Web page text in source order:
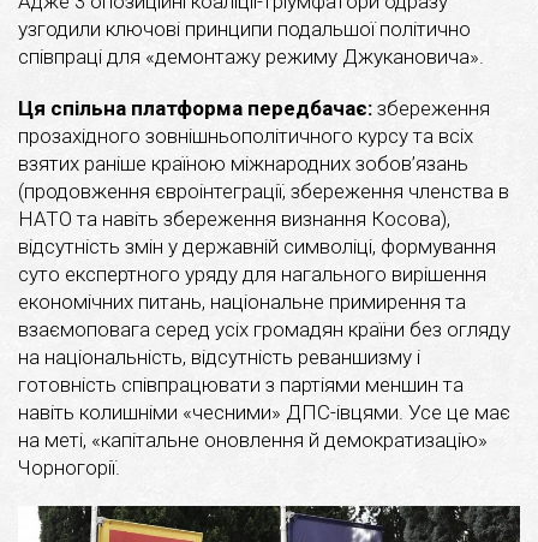
узгодили ключові принципи подальшої політично
співпраці для «демонтажу режиму Джукановича».
Ця спільна платформа передбачає: збереження
прозахідного зовнішньополітичного курсу та всіх
взятих раніше країною міжнародних зобов’язань
(продовження євроінтеграції, збереження членства в
НАТО та навіть збереження визнання Косова),
відсутність змін у державній символіці, формування
суто експертного уряду для нагального вирішення
економічних питань, національне примирення та
взаємоповага серед усіх громадян країни без огляду
на національність, відсутність реваншизму і
готовність співпрацювати з партіями меншин та
навіть колишніми «чесними» ДПС-івцями. Усе це має
на меті, «капітальне оновлення й демократизацію»
Чорногорії.